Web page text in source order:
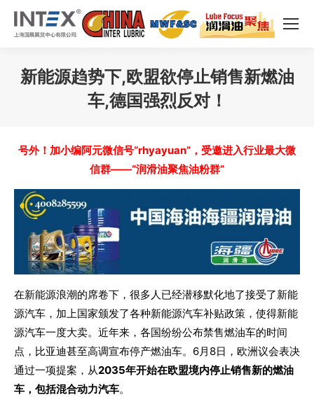
新能源趋势下,欧盟欲停止销售新燃油
车,德国强烈反对！
号外！加小编阿元微信号“rhyayuan”，受邀进入行业最大微
信群——“润滑油聚焦油粉群”
在新能源浪潮的席卷下，很多人已经潜移默化地了接受了新能
源汽车，加上国家颁发了各种新能源汽车补贴政策，使得新能
源汽车一度大卖。近年来，各国纷纷公布禁售燃油车的时间
点，比亚迪甚至高调宣布停产燃油车。 6月8日，欧洲议会表决
通过一项提案，从2035年开始在欧盟境内停止销售新的燃油
车，包括混合动力汽车。